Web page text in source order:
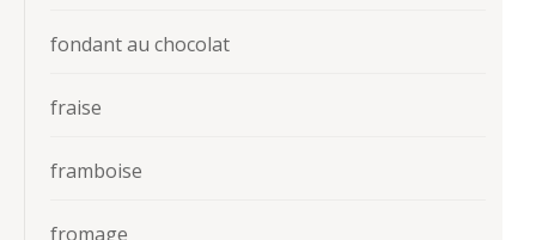
fondant au chocolat
fraise
framboise
fromage